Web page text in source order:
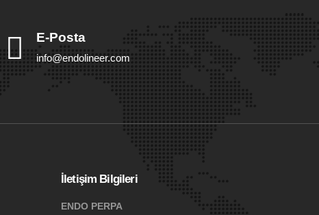
E-Posta
info@endolineer.com
İletişim Bilgileri
ENDO PERPA